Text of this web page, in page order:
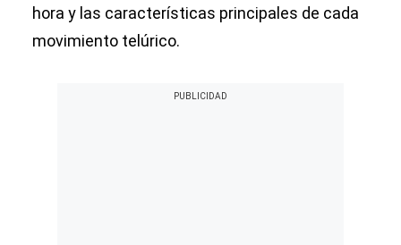
hora y las características principales de cada
movimiento telúrico.